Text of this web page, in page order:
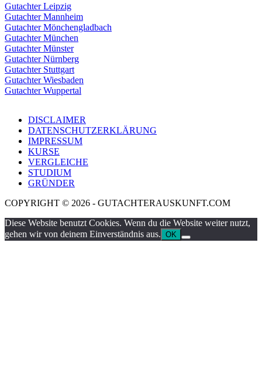
Gutachter Leipzig
Gutachter Mannheim
Gutachter Mönchengladbach
Gutachter München
Gutachter Münster
Gutachter Nürnberg
Gutachter Stuttgart
Gutachter Wiesbaden
Gutachter Wuppertal
DISCLAIMER
DATENSCHUTZERKLÄRUNG
IMPRESSUM
KURSE
VERGLEICHE
STUDIUM
GRÜNDER
COPYRIGHT © 2026 - GUTACHTERAUSKUNFT.COM
Diese Website benutzt Cookies. Wenn du die Website weiter nutzt,
gehen wir von deinem Einverständnis aus. OK